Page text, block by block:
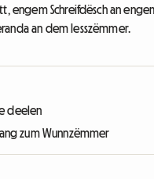
Schreifdësch an
an dem Iesszëmmer.
deelen
zum Wunnzëmmer